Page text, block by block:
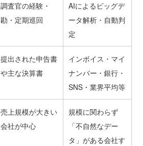
調査官の経験・
勘・定期巡回
AIによるビッグデ
ータ解析・自動判
定
提出された申告書
や主な決算書
インボイス・マイ
ナンバー・銀行・
SNS・業界平均等
売上規模が大きい
会社が中心
規模に関わらず
「不自然なデー
タ」がある会社す